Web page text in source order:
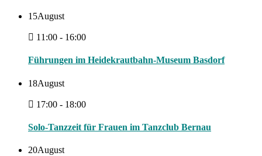
15August
11:00 - 16:00
Führungen im Heidekrautbahn-Museum Basdorf
18August
17:00 - 18:00
Solo-Tanzzeit für Frauen im Tanzclub Bernau
20August